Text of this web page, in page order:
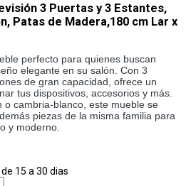
3 Puertas y 3 Estantes,
Patas de Madera,180 cm Lar x
perfecto para quienes buscan
elegante en su salón. Con 3
de gran capacidad, ofrece un
tus dispositivos, accesorios y más.
o cambria-blanco, este mueble se
piezas de la misma familia para
y moderno.
15 a 30 dias